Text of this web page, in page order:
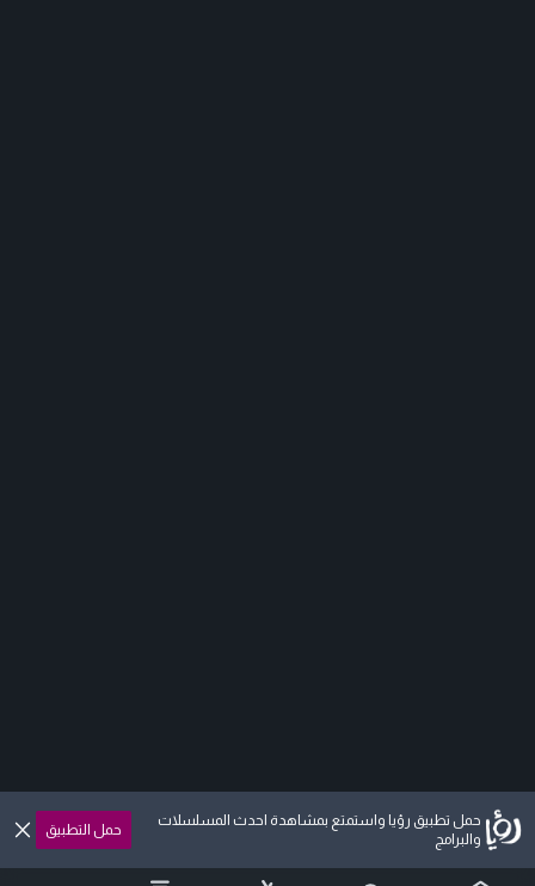
حمل تطبيق رؤيا واستمتع بمشاهدة احدث المسلسلات
والبرامج
حمل التطبيق